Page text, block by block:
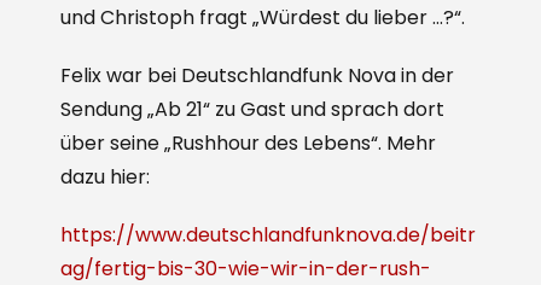
und Christoph fragt „Würdest du lieber …?“.
Felix war bei Deutschlandfunk Nova in der
Sendung „Ab 21“ zu Gast und sprach dort
über seine „Rushhour des Lebens“. Mehr
dazu hier:
https://www.deutschlandfunknova.de/beitr
ag/fertig-bis-30-wie-wir-in-der-rush-